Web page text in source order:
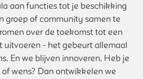
aan functies tot je beschikking
groep of community samen te
over de toekomst tot een
uitvoeren - het gebeurt allemaal
En we blijven innoveren. Heb je
wens? Dan ontwikkelen we